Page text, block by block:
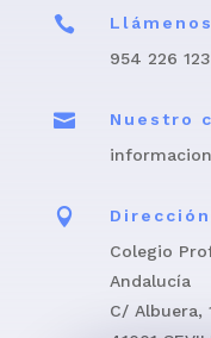

Llámenos
954 226 123

Nuestro

Dirección
Colegio
Andalucía
C/ Albuera,